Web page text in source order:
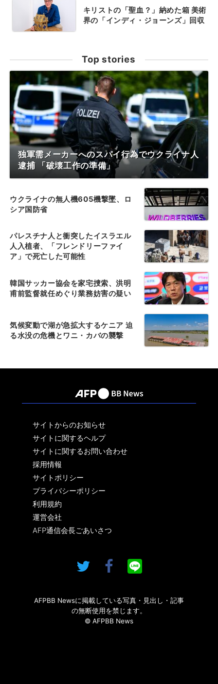
キリストの「聖血？」納めた箱 美術
界の「インディ・ジョーンズ」回収
Top stories
独軍需メーカーへのスパイ行為でウクライナ人
逮捕 「破壊工作の準備」
ウクライナの無人機605機撃墜、ロ
シア国防省
パレスチナ人と衝突したイスラエル
人入植者、「フレンドリーファイ
ア」で死亡した可能性
韓国サッカー協会を家宅捜索、洪明
甫前監督就任めぐり業務妨害の疑い
気候変動で湖が急拡大するケニア 迫
る水没の危機とワニ・カバの襲撃
サイトからのお知らせ
サイトに関するヘルプ
サイトに関するお問い合わせ
採用情報
サイトポリシー
プライバシーポリシー
利用規約
運営会社
AFP通信会長ごあいさつ
AFPBB Newsに掲載している写真・見出し・記事
の無断使用を禁じます。
© AFPBB News